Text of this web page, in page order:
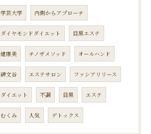
学芸大学 内側からアプローチ
ダイヤモンドダイエット 目黒エステ
健康美 チノザメソッド オールハンド
碑文谷 エステサロン ファシアリリース
ダイエット 不調 目黒 エステ
むくみ 人気 デトックス